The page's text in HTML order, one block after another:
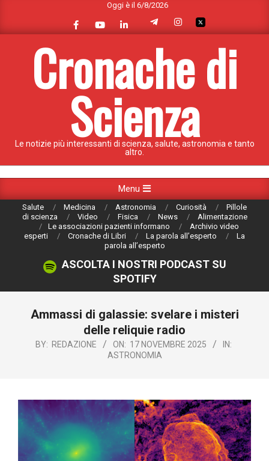
content
Oggi è il 6/8/2026
Cronache di
Scienza
Le notizie più interessanti di scienza, salute, astronomia e tanto
altro.
Navigation
Menu
Salute Medicina Astronomia Curiosità
Pillole
di scienza
Video Fisica News
Alimentazione
Le associazioni pazienti informano
Archivio video
esperti
Cronache di Libri La parola all’esperto
La
parola all’esperto
ASCOLTA I NOSTRI PODCAST SU
SPOTIFY
Ammassi di galassie: svelare i misteri
delle reliquie radio
BY: REDAZIONE ON: 17 NOVEMBRE 2025
IN:
ASTRONOMIA